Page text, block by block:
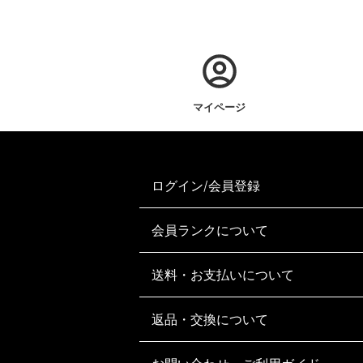
マイページ
ログイン/会員登録
会員ランクについて
送料・お支払いについて
返品・交換について